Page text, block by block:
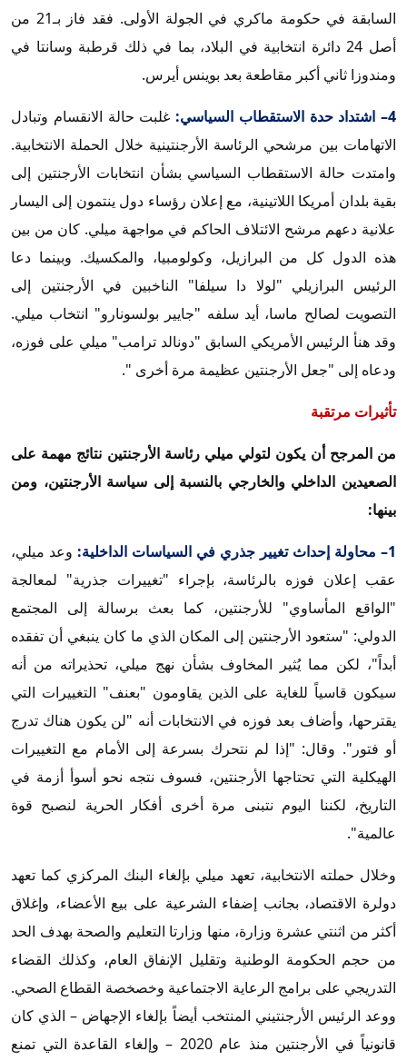
السابقة في حكومة ماكري في الجولة الأولى. فقد فاز بـ21 من
أصل 24 دائرة انتخابية في البلاد، بما في ذلك قرطبة وسانتا في
ومندوزا ثاني أكبر مقاطعة بعد بوينس أيرس.
4– اشتداد حدة الاستقطاب السياسي:
غلبت حالة الانقسام وتبادل
الاتهامات بين مرشحي الرئاسة الأرجنتينية خلال الحملة الانتخابية.
وامتدت حالة الاستقطاب السياسي بشأن انتخابات الأرجنتين إلى
بقية بلدان أمريكا اللاتينية، مع إعلان رؤساء دول ينتمون إلى اليسار
علانية دعهم مرشح الائتلاف الحاكم في مواجهة ميلي. كان من بين
هذه الدول كل من البرازيل، وكولومبيا، والمكسيك. وبينما دعا
الرئيس البرازيلي "لولا دا سيلفا" الناخبين في الأرجنتين إلى
التصويت لصالح ماسا، أيد سلفه "جايير بولسونارو" انتخاب ميلي.
وقد هنأ الرئيس الأمريكي السابق "دونالد ترامب" ميلي على فوزه،
ودعاه إلى "جعل الأرجنتين عظيمة مرة أخرى ".
تأثيرات مرتقبة
من المرجح أن يكون لتولي ميلي رئاسة الأرجنتين نتائج مهمة على
الصعيدين الداخلي والخارجي بالنسبة إلى سياسة الأرجنتين، ومن
بينها:
1– محاولة إحداث تغيير جذري في السياسات الداخلية:
وعد ميلي،
عقب إعلان فوزه بالرئاسة، بإجراء "تغييرات جذرية" لمعالجة
"الواقع المأساوي" للأرجنتين، كما بعث برسالة إلى المجتمع
الدولي: "ستعود الأرجنتين إلى المكان الذي ما كان ينبغي أن تفقده
أبداً"، لكن مما يُثير المخاوف بشأن نهج ميلي، تحذيراته من أنه
سيكون قاسياً للغاية على الذين يقاومون "بعنف" التغييرات التي
يقترحها، وأضاف بعد فوزه في الانتخابات أنه "لن يكون هناك تدرج
أو فتور". وقال: "إذا لم نتحرك بسرعة إلى الأمام مع التغييرات
الهيكلية التي تحتاجها الأرجنتين، فسوف نتجه نحو أسوأ أزمة في
التاريخ، لكننا اليوم نتبنى مرة أخرى أفكار الحرية لنصبح قوة
عالمية".
وخلال حملته الانتخابية، تعهد ميلي بإلغاء البنك المركزي كما تعهد
دولرة الاقتصاد، بجانب إضفاء الشرعية على بيع الأعضاء، وإغلاق
أكثر من اثنتي عشرة وزارة، منها وزارتا التعليم والصحة بهدف الحد
من حجم الحكومة الوطنية وتقليل الإنفاق العام، وكذلك القضاء
التدريجي على برامج الرعاية الاجتماعية وخصخصة القطاع الصحي.
ووعد الرئيس الأرجنتيني المنتخب أيضاً بإلغاء الإجهاض – الذي كان
قانونياً في الأرجنتين منذ عام 2020 – وإلغاء القاعدة التي تمنع